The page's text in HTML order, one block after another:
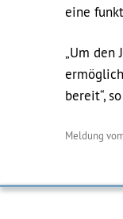
eine
„Um den
bereit“,
Meldung